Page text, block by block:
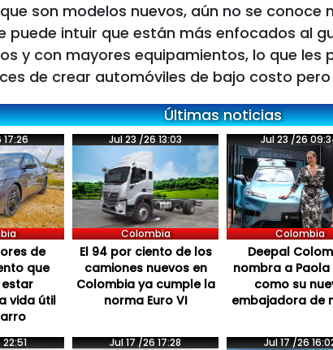
son modelos nuevos, aún no se conoce
puede intuir que están más enfocados al
y con mayores equipamientos, lo que les
de crear automóviles de bajo costo
Últimas noticias
de
que
vida útil
Jul 23 /26 13:03
Colombia
El 94 por ciento de los
camiones nuevos en
Colombia ya cumple la
norma Euro VI
Jul 23 /26
Colombia
Deepal
nombra a Paola
como su
embajadora de
Jul 17 /26 17:28 Jul 17 /26